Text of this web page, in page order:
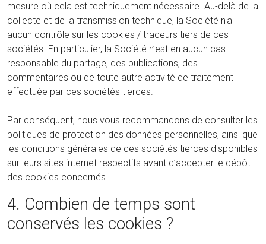
mesure où cela est techniquement nécessaire. Au-delà de la
collecte et de la transmission technique, la Société n'a
aucun contrôle sur les cookies / traceurs tiers de ces
sociétés. En particulier, la Société n’est en aucun cas
responsable du partage, des publications, des
commentaires ou de toute autre activité de traitement
effectuée par ces sociétés tierces.
Par conséquent, nous vous recommandons de consulter les
politiques de protection des données personnelles, ainsi que
les conditions générales de ces sociétés tierces disponibles
sur leurs sites internet respectifs avant d’accepter le dépôt
des cookies concernés.
4. Combien de temps sont
conservés les cookies ?